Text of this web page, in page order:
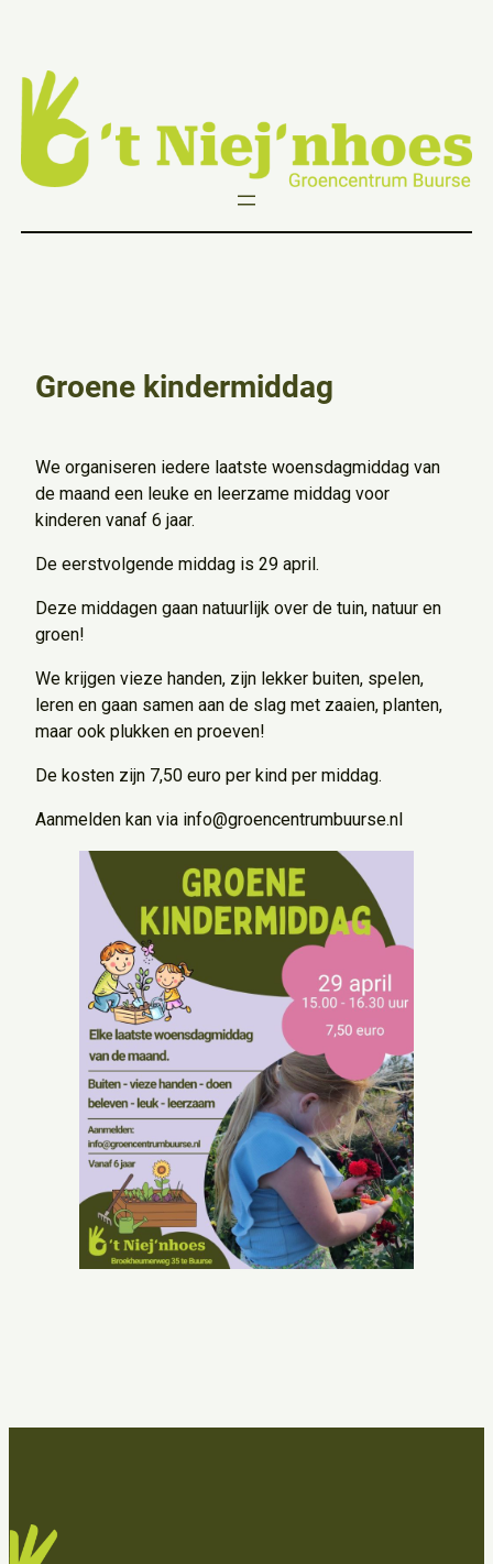
naar
de
inhoud
Groene kindermiddag
We organiseren iedere laatste woensdagmiddag van
de maand een leuke en leerzame middag voor
kinderen vanaf 6 jaar.
De eerstvolgende middag is 29 april.
Deze middagen gaan natuurlijk over de tuin, natuur en
groen!
We krijgen vieze handen, zijn lekker buiten, spelen,
leren en gaan samen aan de slag met zaaien, planten,
maar ook plukken en proeven!
De kosten zijn 7,50 euro per kind per middag.
Aanmelden kan via info@groencentrumbuurse.nl